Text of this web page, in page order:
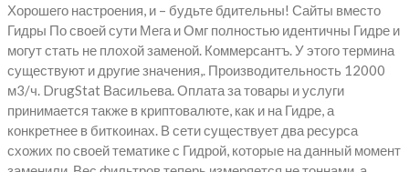
Хорошего настроения, и – будьте бдительны! Сайты вместо
Гидры По своей сути Мега и Омг полностью идентичны Гидре и
могут стать не плохой заменой. Коммерсантъ. У этого термина
существуют и другие значения,. Производительность 12000
м3/ч. DrugStat Васильева. Оплата за товары и услуги
принимается также в криптовалюте, как и на Гидре, а
конкретнее в биткоинах. В сети существует два ресурса
схожих по своей тематике с Гидрой, которые на данный момент